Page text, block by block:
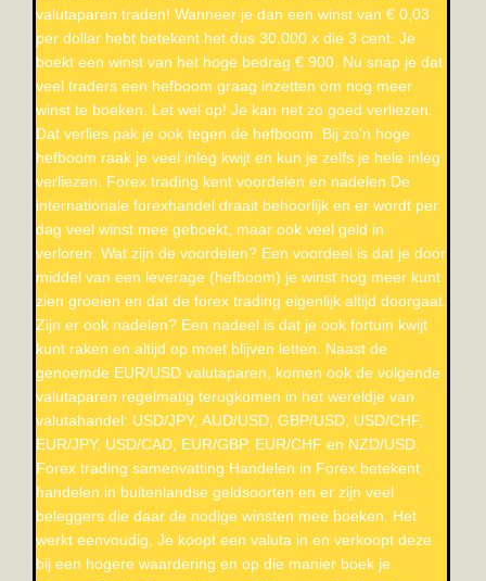
valutaparen traden! Wanneer je dan een winst van € 0,03
per dollar hebt betekent het dus 30.000 x die 3 cent. Je
boekt een winst van het hoge bedrag € 900. Nu snap je dat
veel traders een hefboom graag inzetten om nog meer
winst te boeken. Let wel op! Je kan net zo goed verliezen.
Dat verlies pak je ook tegen de hefboom. Bij zo’n hoge
hefboom raak je veel inleg kwijt en kun je zelfs je hele inleg
verliezen. Forex trading kent voordelen en nadelen De
internationale forexhandel draait behoorlijk en er wordt per
dag veel winst mee geboekt, maar ook veel geld in
verloren. Wat zijn de voordelen? Een voordeel is dat je door
middel van een leverage (hefboom) je winst nog meer kunt
zien groeien en dat de forex trading eigenlijk altijd doorgaat.
Zijn er ook nadelen? Een nadeel is dat je ook fortuin kwijt
kunt raken en altijd op moet blijven letten. Naast de
genoemde EUR/USD valutaparen, komen ook de volgende
valutaparen regelmatig terugkomen in het wereldje van
valutahandel: USD/JPY, AUD/USD, GBP/USD, USD/CHF,
EUR/JPY, USD/CAD, EUR/GBP, EUR/CHF en NZD/USD.
Forex trading samenvatting Handelen in Forex betekent
handelen in buitenlandse geldsoorten en er zijn veel
beleggers die daar de nodige winsten mee boeken. Het
werkt eenvoudig. Je koopt een valuta in en verkoopt deze
bij een hogere waardering en op die manier boek je